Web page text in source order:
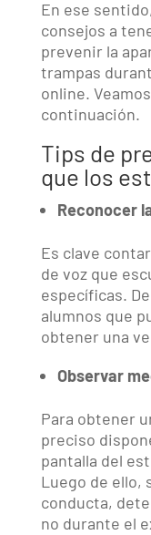
En ese
consejos a
prevenir la
trampas
online.
continuación.
Tips de
que los
Reconocer
Es clave
de voz que
específicas.
alumnos que
obtener una
Observar
Para obtener
preciso
pantalla del
Luego de ello,
conducta,
no durante el